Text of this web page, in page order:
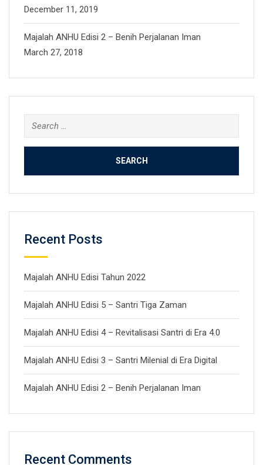
December 11, 2019
Majalah ANHU Edisi 2 – Benih Perjalanan Iman
March 27, 2018
Search
for:
Recent Posts
Majalah ANHU Edisi Tahun 2022
Majalah ANHU Edisi 5 – Santri Tiga Zaman
Majalah ANHU Edisi 4 – Revitalisasi Santri di Era 4.0
Majalah ANHU Edisi 3 – Santri Milenial di Era Digital
Majalah ANHU Edisi 2 – Benih Perjalanan Iman
Recent Comments